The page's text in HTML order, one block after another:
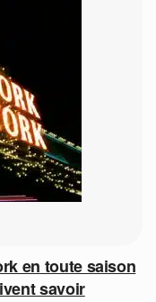
en toute saison
savoir